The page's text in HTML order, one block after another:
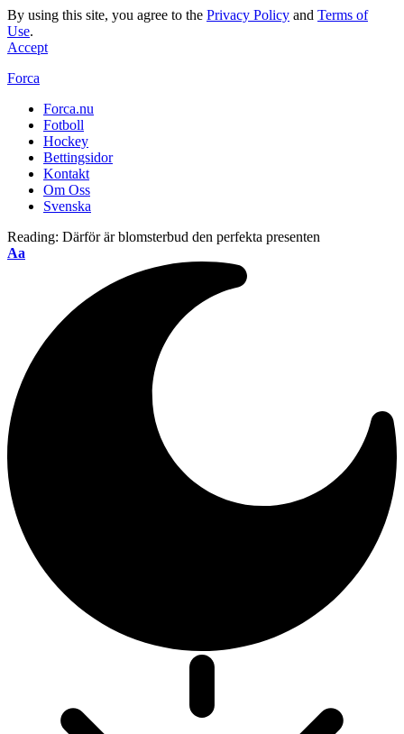
By using this site, you agree to the Privacy Policy and Terms of
Use.
Accept
Forca
Forca.nu
Fotboll
Hockey
Bettingsidor
Kontakt
Om Oss
Svenska
Reading: Därför är blomsterbud den perfekta presenten
Aa